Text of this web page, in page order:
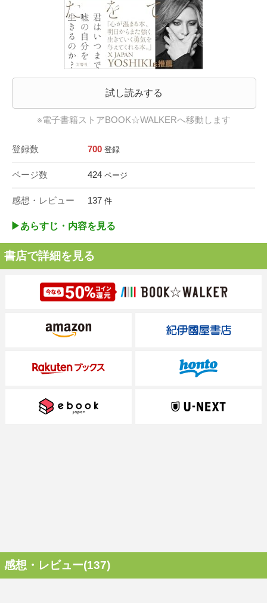
試し読みする
※電子書籍ストアBOOK☆WALKERへ移動します
登録数 700 登録
ページ数 424 ページ
感想・レビュー 137 件
▶︎あらすじ・内容を見る
書店で詳細を見る
感想・レビュー(137)